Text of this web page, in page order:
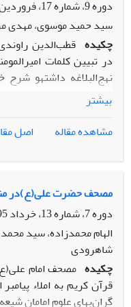
تنوع بهره‌گیری از منابع
تطبیقی و یا تأییدی آنها
تبیین چگونگی استناد،
دوره 9، شماره 17، فروردین 1397، صفحه
سید حمید موسوی، مهدی
چکیده قطب‌الدین
در تبیین کلمات
نهج‌البلاغه داشتهو شرح
است.مقاله حاضر
لغوی قطب‌الدین راوندی در
را بررسی و نقش واژگان
بهره‌گیری وی از
دهد. قطب‌الدین راوندی
تقلیدی اقدام کرده و به
اللغه، ترادف معنایی،
در کلمات، ادغام و اعلال
واژگان نهج‌البلاغه
بیشتر
مشاهده مقاله
اصل
مصحف حضرت علی(ع)در
دوره 7، شماره 13، خرداد 1395، صفحه
الهام محمدزاده، سید
شاهرودی
چکیده مصحف امام
قرآن کریم به املاء
گران‌بهای علوم امامان